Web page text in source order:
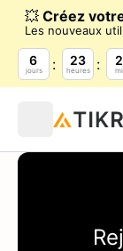
💥 Créez
Les nouveaux
6
jours
23
heures